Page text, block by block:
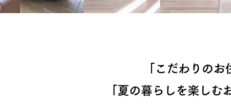
建築実例 デ
お住まいづくりガイド
「こだわりの
「夏の暮らしを楽しむ